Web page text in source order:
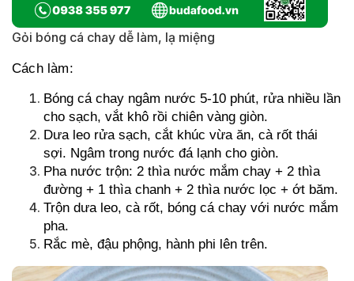
Gỏi bóng cá chay dễ làm, lạ miệng
Cách làm:
Bóng cá chay ngâm nước 5-10 phút, rửa nhiều lần
cho sạch, vắt khô rồi chiên vàng giòn.
Dưa leo rửa sạch, cắt khúc vừa ăn, cà rốt thái
sợi. Ngâm trong nước đá lạnh cho giòn.
Pha nước trộn: 2 thìa nước mắm chay + 2 thìa
đường + 1 thìa chanh + 2 thìa nước lọc + ớt băm.
Trộn dưa leo, cà rốt, bóng cá chay với nước mắm
pha.
Rắc mè, đậu phộng, hành phi lên trên.